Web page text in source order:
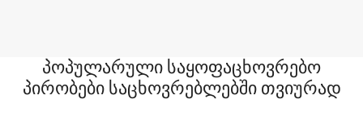
პოპულარული საყოფაცხოვრებო
პირობები საცხოვრებლებში თვიურად